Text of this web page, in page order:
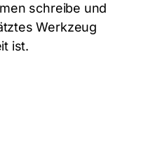
schreibe und
Werkzeug
ist.